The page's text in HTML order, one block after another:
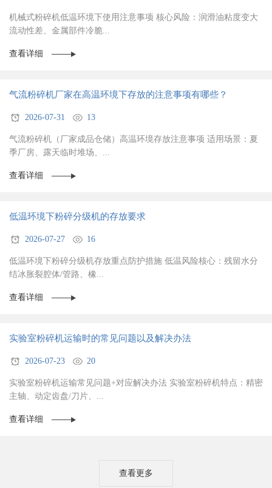
机械式粉碎机低温环境下使用注意事项 核心风险：润滑油粘度变大
流动性差、金属部件冷脆...
查看详细
气流粉碎机厂家在高温环境下存放的注意事项有哪些？
2026-07-31 13
气流粉碎机（厂家成品仓储）高温环境存放注意事项 适用场景：夏
季厂房、露天临时堆场、...
查看详细
低温环境下粉碎分级机的存放要求
2026-07-27 16
低温环境下粉碎分级机存放重点防护措施 低温风险核心：残留水分
结冰胀裂腔体/管路、橡...
查看详细
实验室粉碎机运输时的常见问题以及解决办法
2026-07-23 20
实验室粉碎机运输常见问题+对应解决办法 实验室粉碎机特点：精密
主轴、动定齿盘/刀片、...
查看详细
查看更多